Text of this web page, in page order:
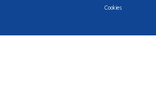
Cookies